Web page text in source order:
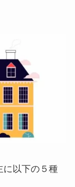
に以下の５種